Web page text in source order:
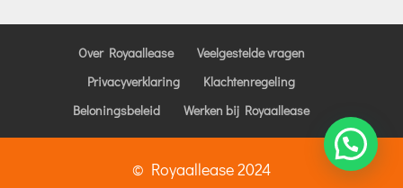
Over Royaallease
Veelgestelde vragen
Privacyverklaring
Klachtenregeling
Beloningsbeleid
Werken bij Royaallease
© Royaallease 2024